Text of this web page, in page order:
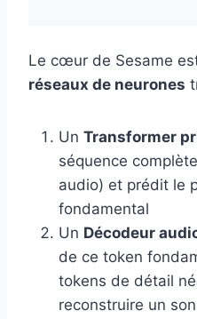
Le cœur de Sesame
réseaux de neurones
Un Transformer
séquence
audio) et prédit le
fondamental
Un Décodeur
de ce token
tokens de détail
reconstruire un